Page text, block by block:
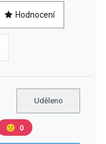
Hodnocení
Uděleno
🙁 0